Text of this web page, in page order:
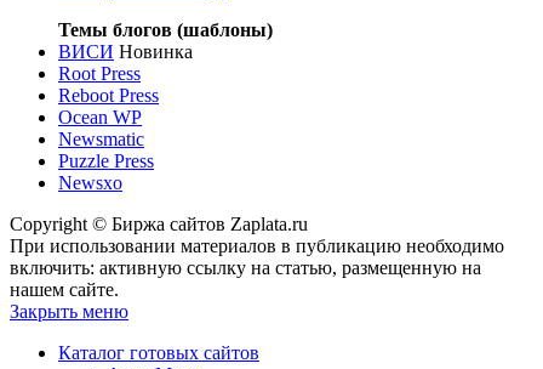
Темы блогов (шаблоны)
ВИСИ Новинка
Root Press
Reboot Press
Ocean WP
Newsmatic
Puzzle Press
Newsxo
Copyright © Биржа сайтов Zaplata.ru
При использовании материалов в публикацию необходимо
включить: активную ссылку на статью, размещенную на
нашем сайте.
Закрыть меню
Каталог готовых сайтов